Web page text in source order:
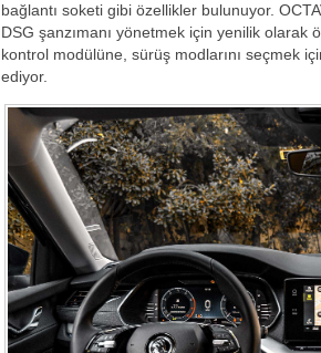
bağlantı soketi gibi özellikler bulunuyor.
DSG şanzımanı yönetmek için yenilik olarak
kontrol modülüne, sürüş modlarını seçmek
ediyor.